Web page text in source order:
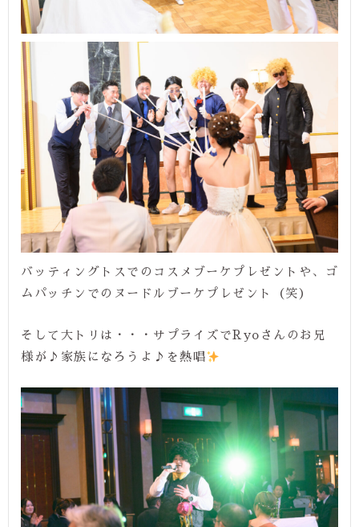
バッティングトスでのコスメブーケプレゼントや、ゴ
ムパッチンでのヌードルブーケプレゼント（笑）
そして大トリは・・・サプライズでRyoさんのお兄
様が♪家族になろうよ♪を熱唱